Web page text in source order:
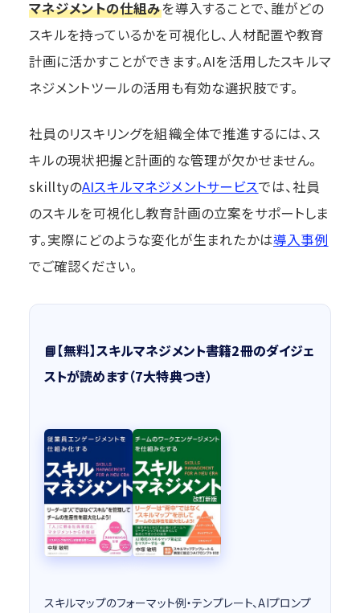
マネジメントの仕組みを導入することで、誰がどの
スキルを持っているかを可視化し、人材配置や教育
計画に活かすことができます。AIを活用したスキルマ
ネジメントツールの活用も有効な選択肢です。
社員のリスキリングを組織全体で推進するには、ス
キルの現状把握と計画的な管理が欠かせません。
skilltyのAIスキルマネジメントサービスでは、社員
のスキルを可視化し教育計画の立案をサポートしま
す。実際にどのような変化が生まれたかは導入事例
でご確認ください。
📘【無料】スキルマネジメント書籍2冊のダイジェ
ストが読めます（7大特典つき）
スキルマップのフォーマット例・テンプレート、AIプロンプ